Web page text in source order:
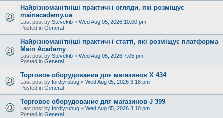
Найрізноманітніші практичні огляди, які розміщує
mainacademy.ua
Last post by Stevekib « Wed Aug 05, 2026 10:00 pm
Posted in General
Найрізноманітніші практичні статті, які розміщує платформа
Main Academy
Last post by Stevekib « Wed Aug 05, 2026 7:05 pm
Posted in General
Торговое оборудование для магазинов X 434
Last post by fordiyrubug « Wed Aug 05, 2026 3:18 pm
Posted in General
Торговое оборудование для магазинов J 399
Last post by fordiyrubug « Wed Aug 05, 2026 3:10 pm
Posted in General